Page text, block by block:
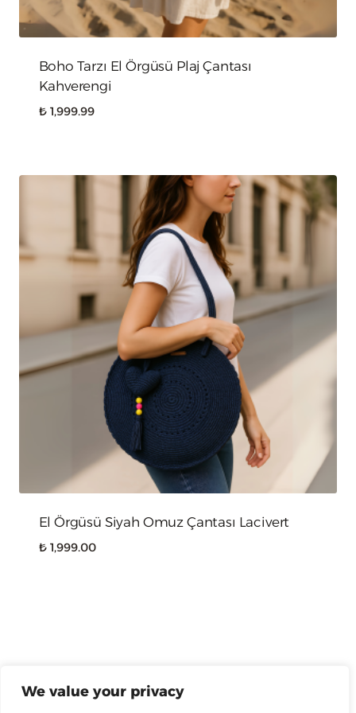
We value your privacy
Boho Tarzı El Örgüsü Plaj Çantası
Kahverengi
₺1,999.99
El Örgüsü Siyah Omuz Çantası Lacivert
₺1,999.00